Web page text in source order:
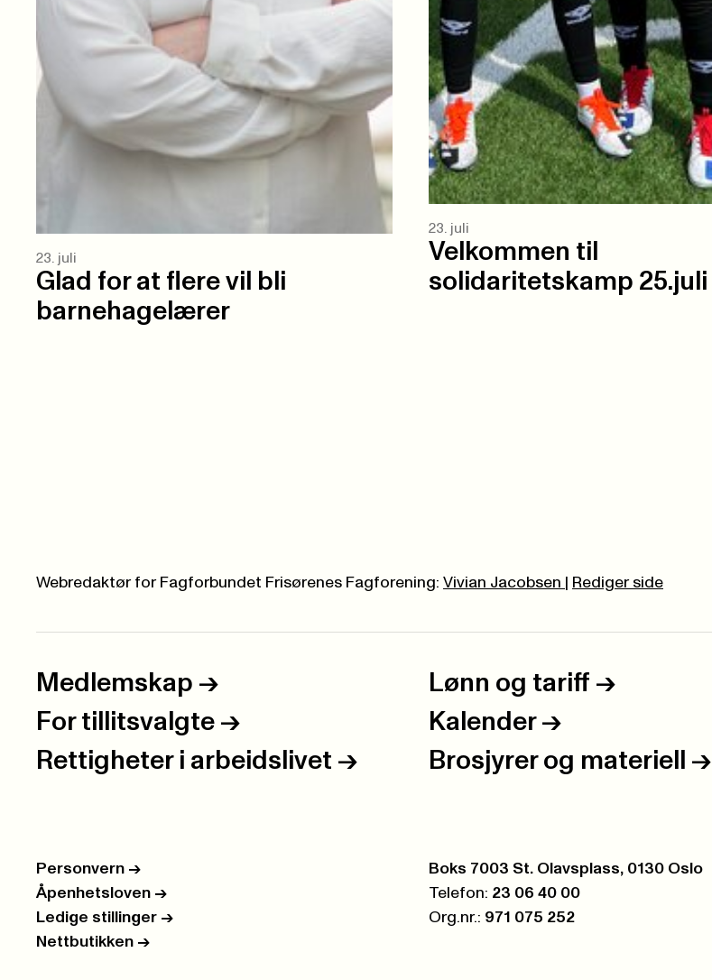
23. juli
Glad for at flere vil bli
barnehagelærer
23. juli
Velkommen til
solidaritetskamp 25.juli
Webredaktør for Fagforbundet Frisørenes Fagforening: Vivian Jacobsen Rediger side
Medlemskap -> Lønn og tariff ->
For tillitsvalgte -> Kalender ->
Rettigheter i arbeidslivet -> Brosjyrer og materiell ->
Personvern ->
Åpenhetsloven ->
Ledige stillinger ->
Nettbutikken ->
Postboks:
Boks 7003 St. Olavsplass, 0130 Oslo
Telefon: 23 06 40 00
Org.nr.: 971 075 252